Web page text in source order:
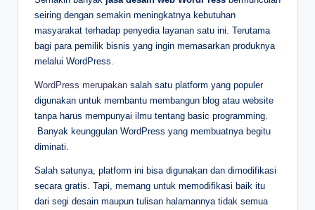
seiring dengan semakin meningkatnya kebutuhan
masyarakat terhadap penyedia layanan satu ini. Terutama
bagi para pemilik bisnis yang ingin memasarkan produknya
melalui WordPress.
WordPress merupakan salah satu platform yang populer
digunakan untuk membantu membangun blog atau website
tanpa harus mempunyai ilmu tentang basic programming.
Banyak keunggulan WordPress yang membuatnya begitu
diminati.
Salah satunya, platform ini bisa digunakan dan dimodifikasi
secara gratis. Tapi, memang untuk memodifikasi baik itu
dari segi desain maupun tulisan halamannya tidak semua